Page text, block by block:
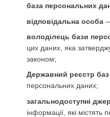
база персональних
відповідальна особа
володілець бази
цих даних, яка
законом;
Державний реєстр
персональних даних;
загальнодоступні
інформації, які